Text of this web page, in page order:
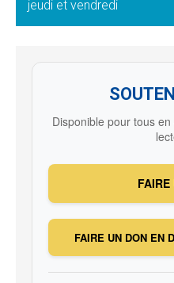
jeudi et vendredi
Disponible pour tous
FAIRE
FAIRE UN DON EN